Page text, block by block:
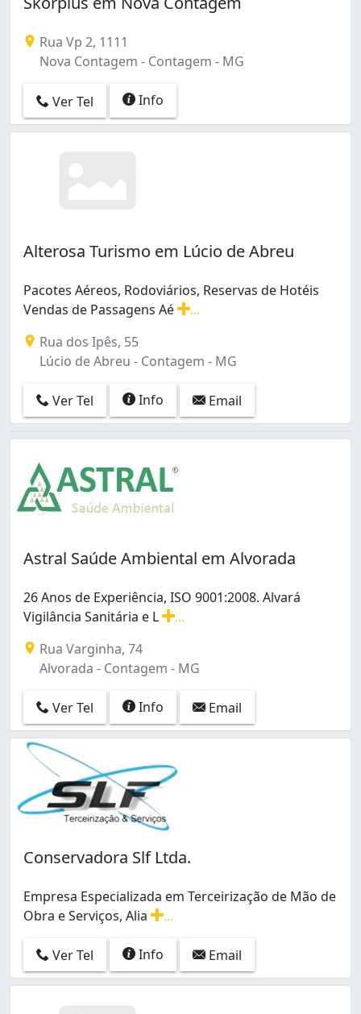
Rua Vp 2, 1111
Nova Contagem - Contagem - MG
Ver Tel Info
Alterosa Turismo em Lúcio de Abreu
Pacotes Aéreos, Rodoviários, Reservas de Hotéis
Vendas de Passagens Aé
Rua dos Ipês, 55
Lúcio de Abreu - Contagem - MG
Ver Tel Info Email
Astral Saúde Ambiental em Alvorada
26 Anos de Experiência, ISO 9001:2008. Alvará
Vigilância Sanitária e L
Rua Varginha, 74
Alvorada - Contagem - MG
Ver Tel Info Email
Conservadora Slf Ltda.
Empresa Especializada em Terceirização de Mão de
Obra e Serviços, Alia
Ver Tel
Info Email